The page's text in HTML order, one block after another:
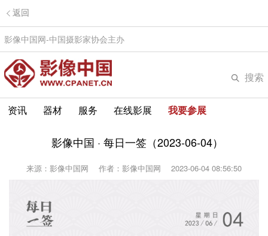
返回
影像中国网-中国摄影家协会主办
搜索
资讯 器材 服务 在线影展 我要参展
影像中国 · 每日一签（2023-06-04）
来源：影像中国网 作者：影像中国网 2023-06-04 08:56:50